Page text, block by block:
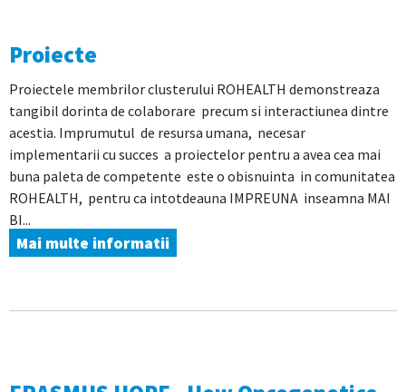
Proiecte
Proiectele membrilor clusterului ROHEALTH demonstreaza
tangibil dorinta de colaborare precum si interactiunea dintre
acestia. Imprumutul de resursa umana, necesar
implementarii cu succes a proiectelor pentru a avea cea mai
buna paleta de competente este o obisnuinta in comunitatea
ROHEALTH, pentru ca intotdeauna IMPREUNA inseamna MAI
BI...
Mai multe informatii